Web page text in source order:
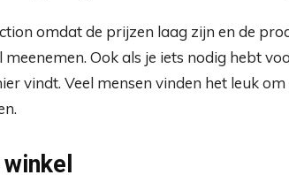
omdat de prijzen laag zijn en de
Ook als je iets nodig hebt
vindt. Veel mensen vinden het leuk